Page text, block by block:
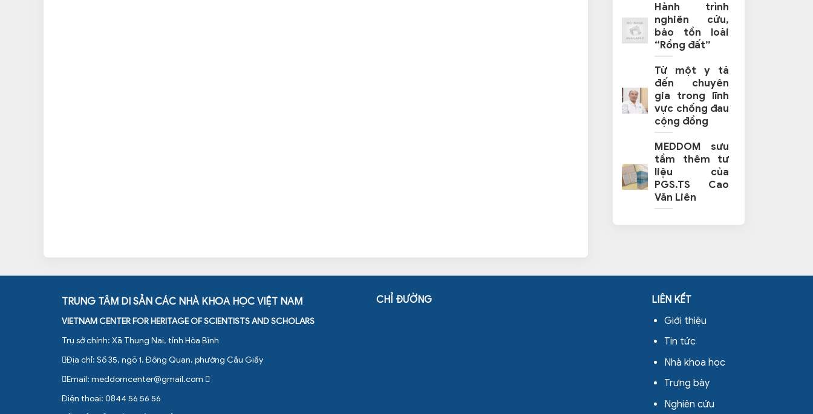
Hành trình
nghiên cứu,
bảo tồn loài
“Rồng đất”
Từ một y tá
đến chuyên
gia trong lĩnh
vực chống đau
cộng đồng
MEDDOM sưu
tầm thêm tư
liệu của
PGS.TS Cao
Văn Liên
TRUNG TÂM DI SẢN CÁC NHÀ KHOA HỌC VIỆT NAM
VIETNAM CENTER FOR HERITAGE OF SCIENTISTS AND SCHOLARS
Trụ sở chính: Xã Thung Nai, tỉnh Hòa Bình
Địa chỉ: Số 35, ngõ 1, Đông Quan, phường Cầu Giấy
Email: meddomcenter@gmail.com
Điện thoại: 0844 56 56 56
CHỈ ĐƯỜNG
LIÊN KẾT
Giới thiệu
Tin tức
Nhà khoa học
Trưng bày
Nghiên cứu